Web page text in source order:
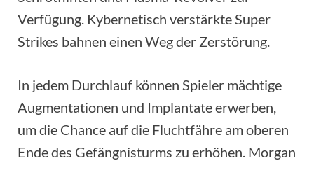
Verfügung. Kybernetisch verstärkte Super
Strikes bahnen einen Weg der Zerstörung.
In jedem Durchlauf können Spieler mächtige
Augmentationen und Implantate erwerben,
um die Chance auf die Fluchtfähre am oberen
Ende des Gefängnisturms zu erhöhen. Morgan